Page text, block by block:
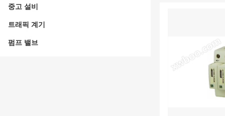
중고 설비
트래픽 계기
펌프 밸브